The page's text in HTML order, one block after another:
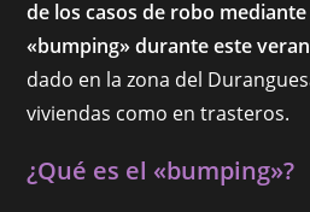
de los casos de robo
«bumping» durante este
dado en la zona del
viviendas como en trasteros.
¿Qué es el «bumping»?